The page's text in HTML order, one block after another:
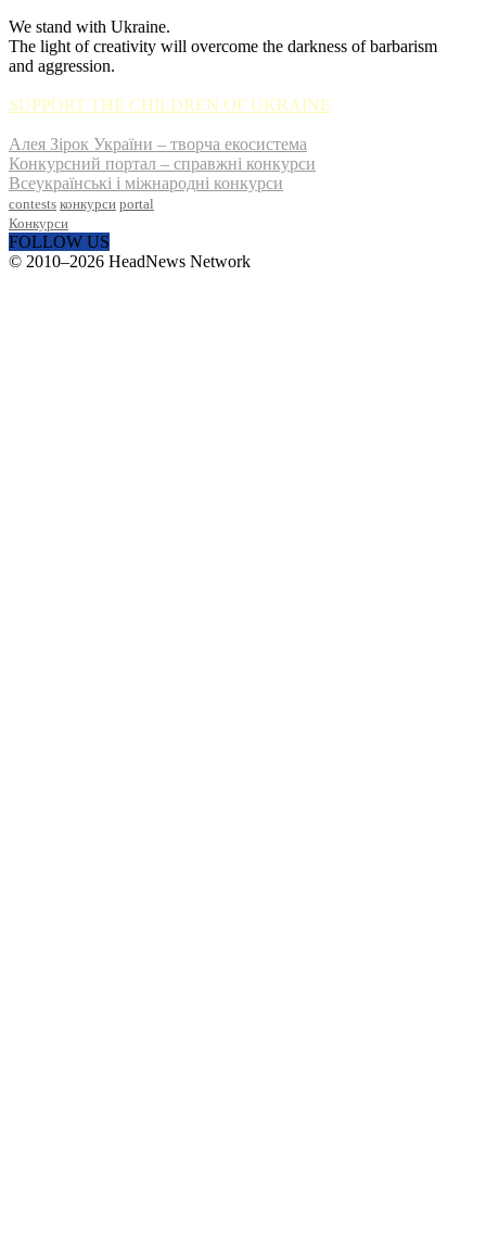
We stand with Ukraine.
The light of creativity will overcome the darkness of barbarism
and aggression.
SUPPORT THE CHILDREN OF UKRAINE
Алея Зірок України – творча екосистема
Конкурсний портал – справжні конкурси
Всеукраїнські і міжнародні конкурси
contests конкурси portal
Конкурси
FOLLOW US
© 2010–2026 HeadNews Network